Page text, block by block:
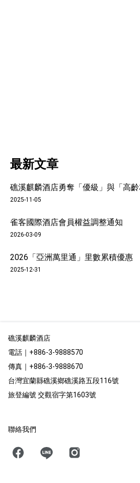
最新文章
礁溪麒麟酒店勇奪「優級」與「高
2025-11-05
雀客國際酒店會員權益調整通知
2026-03-09
2026「亞洲萬里通」里數累積優惠
2025-12-31
09
26 Mar 雀客國際酒店會員
全新會員制度。
品牌活動(英文)
礁溪麒麟酒店
電話 ｜ +886-3-9888570
傳真 ｜+886-3-9888670
台灣宜蘭縣礁溪鄉礁溪路五段116號
旅登編號交觀宿字第1603號
聯絡我們